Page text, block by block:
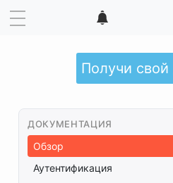
Получи свой
ДОКУМЕНТАЦИЯ
Обзор
Аутентификация